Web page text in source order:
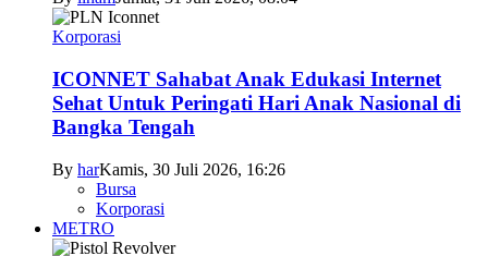
Korporasi
ICONNET Sahabat Anak Edukasi Internet
Sehat Untuk Peringati Hari Anak Nasional di
Bangka Tengah
By harKamis, 30 Juli 2026, 16:26
Bursa
Korporasi
METRO